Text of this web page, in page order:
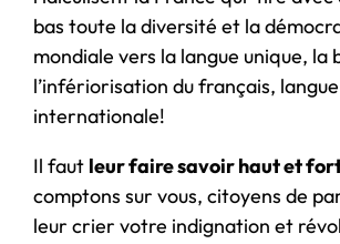
bas toute la diversité et la
mondiale vers la langue unique, la
l’infériorisation du français, langue
internationale!
Il faut leur faire savoir haut et
comptons sur vous, citoyens de
leur crier votre indignation et